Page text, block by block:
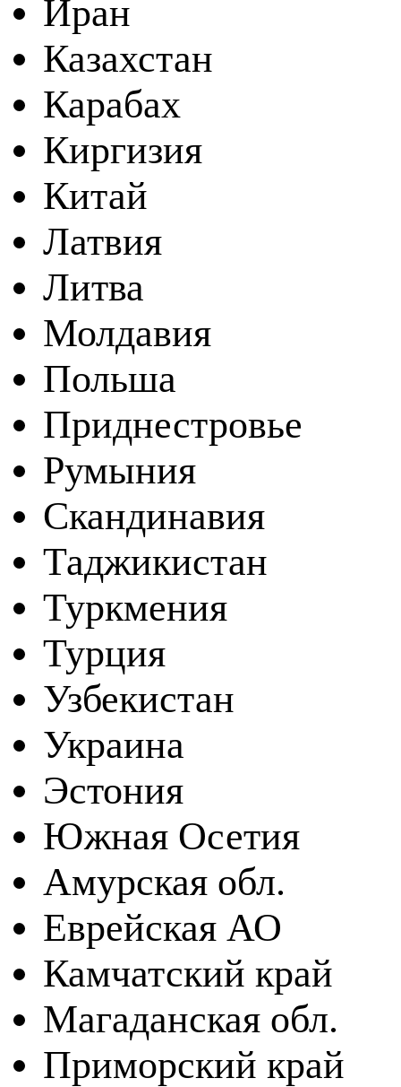
Иран
Казахстан
Карабах
Киргизия
Китай
Латвия
Литва
Молдавия
Польша
Приднестровье
Румыния
Скандинавия
Таджикистан
Туркмения
Турция
Узбекистан
Украина
Эстония
Южная Осетия
Амурская обл.
Еврейская АО
Камчатский край
Магаданская обл.
Приморский край